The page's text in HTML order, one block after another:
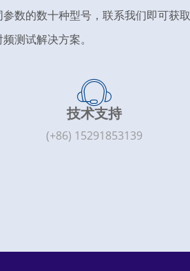
数的数十种型号，联系我们即可获取
测试解决方案。
技术支持
(+86) 15291853139